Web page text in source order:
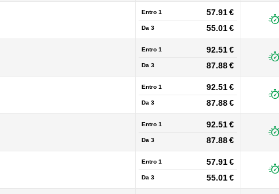
Entro 1 57.91 €
Da 3 55.01 €
Entro 1 92.51 €
Da 3 87.88 €
Entro 1 92.51 €
Da 3 87.88 €
Entro 1 92.51 €
Da 3 87.88 €
Entro 1 57.91 €
Da 3 55.01 €